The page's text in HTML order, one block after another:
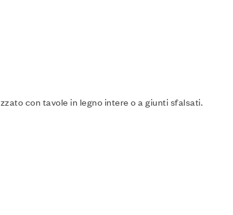
con tavole in legno intere o a giunti sfalsati.